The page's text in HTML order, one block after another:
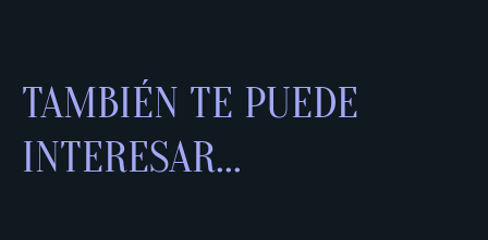
TAMBIÉN TE PUEDE
INTERESAR...